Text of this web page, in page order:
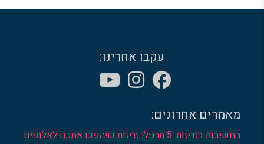
עקבו אחרינו:
מאמרים אחרונים:
החשיבות בזריזות: 5 תרגילי זריזות שיהפכו אתכם לאלופים